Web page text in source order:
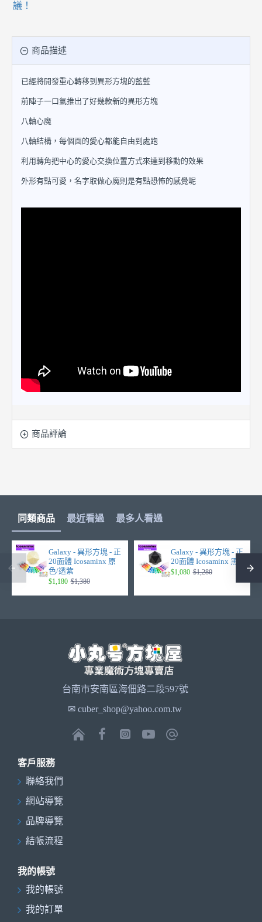
議！
商品描述
已經將開發重心轉移到異形方塊的藍藍
前陣子一口氣推出了好幾款新的異形方塊
八軸心魔
八軸結構，每個面的愛心都能自由到處跑
利用轉角把中心的愛心交換位置方式來達到移動的效果
外形有點可愛，名字取做心魔則是有點恐怖的感覺呢
商品評論
同類商品 最近看過 最多人看過
Galaxy - 異形方塊 - 正
20面體 Icosaminx 原
色/透紫
$1,180 $1,380
Galaxy - 異形方塊 - 正
20面體 Icosaminx 黑
$1,080 $1,280
台南市安南區海佃路二段597號
✉ cuber_shop@yahoo.com.tw
客戶服務
聯絡我們
網站導覽
品牌導覽
結帳流程
我的帳號
我的帳號
我的訂單